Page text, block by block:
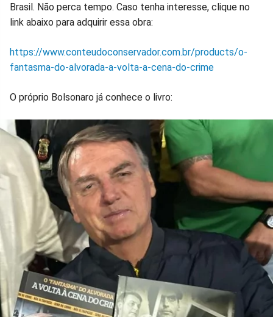
Brasil. Não perca tempo. Caso tenha interesse, clique no
link abaixo para adquirir essa obra:
https://www.conteudoconservador.com.br/products/o-
fantasma-do-alvorada-a-volta-a-cena-do-crime
O próprio Bolsonaro já conhece o livro: